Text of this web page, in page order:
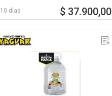
10 días $ 37.900,00